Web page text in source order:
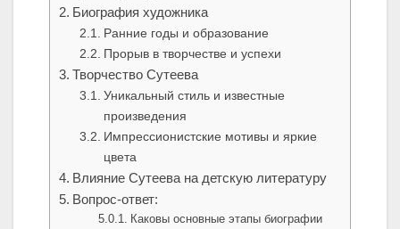
Биография художника
Ранние годы и образование
Прорыв в творчестве и успехи
Творчество Сутеева
Уникальный стиль и известные
произведения
Импрессионистские мотивы и яркие
цвета
Влияние Сутеева на детскую литературу
Вопрос-ответ:
Каковы основные этапы биографии